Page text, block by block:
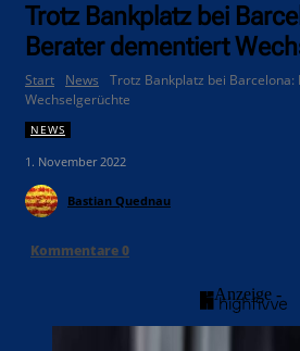
Trotz Bankplatz bei
Berater dementiert
Start News
Trotz Bankplatz bei
Wechselgerüchte
NEWS
1. November 2022
Bastian Quednau
Kommentare0
- Anzeige -